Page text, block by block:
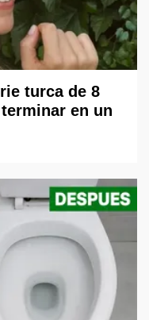
turca de 8
en un